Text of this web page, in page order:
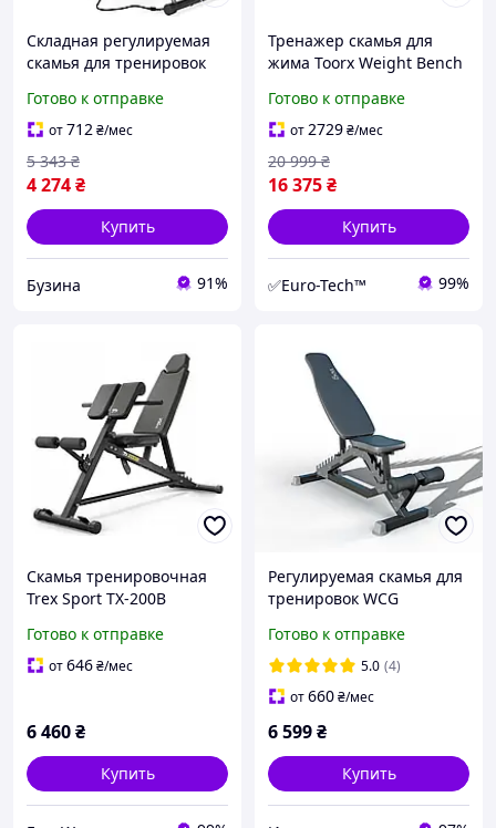
Складная регулируемая
скамья для тренировок
эспандерами для дома
buzyna
Готово к отправке
от712₴/мес
4 274₴
5 343 ₴
Купить
Бузина 91%
Тренажер скамья для
жима Toorx Weight Bench
комплексной силовой
тренировки в домашних
Готово к отправке
от2729₴/мес
16 375₴
20 999 ₴
Купить
✅Euro-Tech™ 99%
Скамья тренировочная
Trex Sport TX-200B
для фитнеса Скамейка
для тренировок
Готово к отправке
от646₴/мес
6 460₴
Купить
Регулируемая скамья для
тренировок WCG
Готово к отправке
5.0 (4)
от660₴/мес
6 599₴
Купить